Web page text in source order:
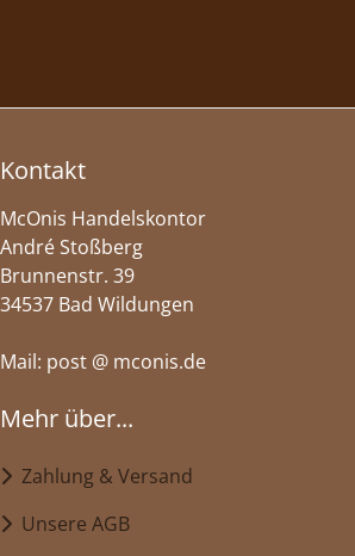
Kontakt
McOnis Handelskontor
André Stoßberg
Brunnenstr. 39
34537 Bad Wildungen
Mail: post @ mconis.de
Mehr über...
Zahlung & Versand
Unsere AGB